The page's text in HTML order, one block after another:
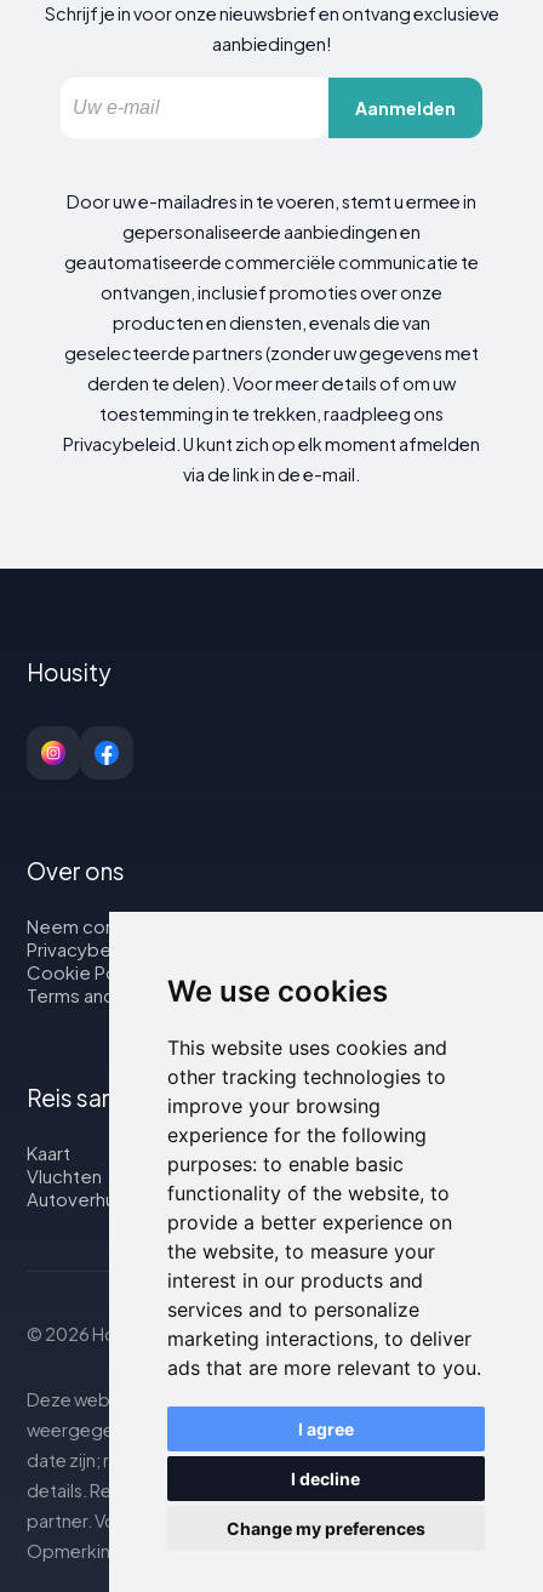
We use cookies
This website uses cookies and
other tracking technologies to
improve your browsing
experience for the following
purposes: to enable basic
functionality of the website, to
provide a better experience on
the website, to measure your
interest in our products and
services and to personalize
marketing interactions, to deliver
ads that are more relevant to you.
I agree
I decline
Change my preferences
Schrijf je in voor onze nieuwsbrief en ontvang exclusieve
aanbiedingen!
Aanmelden
Door uw e-mailadres in te voeren, stemt u ermee in
gepersonaliseerde aanbiedingen en
geautomatiseerde commerciële communicatie te
ontvangen, inclusief promoties over onze
producten en diensten, evenals die van
geselecteerde partners (zonder uw gegevens met
derden te delen). Voor meer details of om uw
toestemming in te trekken, raadpleeg ons
Privacybeleid. U kunt zich op elk moment afmelden
via de link in de e-mail.
Housity
Over ons
Neem contact op met
Privacybeleid
Cookie Policy
Terms and Conditions
Reis samen met ons
Kaart
Vluchten
Autoverhuur
© 2026 Housity.net
Deze website biedt informatie uitsluitend ter. De
weergegeven informatie kan onnauwkeurig of niet up-to-
date zijn; raadpleeg de officiële website voor nauwkeurige
details. Reserveringen worden afgehandeld door onze
partner. Voor meer details, zie de sectie Juridische
Opmerkingen